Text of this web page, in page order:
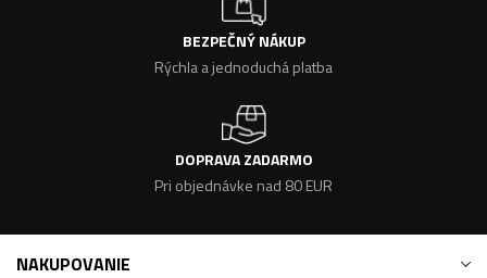
BEZPEČNÝ NÁKUP
Rýchla a jednoduchá platba
DOPRAVA ZADARMO
Pri objednávke nad 80 EUR
NAKUPOVANIE